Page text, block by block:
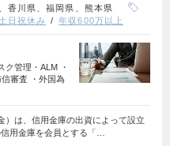
香川県、福岡県、熊本県
土日祝休み 年収600万以上
ク管理・ALM ・
審査 ・外国為
）は、信用金庫の出資によって設立
用金庫を会員とする「…